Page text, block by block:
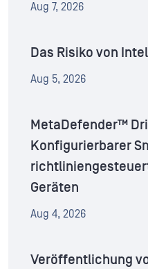
Aug 7, 2026
Das Risiko von
Aug 5, 2026
MetaDefender™
Konfigurierbarer
Geräten
Aug 4, 2026
Veröffentlichung